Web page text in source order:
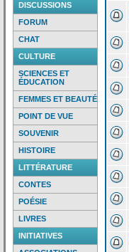
DISCUSSIONS
FORUM
CHAT
CULTURE
SCIENCES ET
ÉDUCATION
FEMMES ET BEAUTÉ
POINT DE VUE
SOUVENIR
HISTOIRE
LITTÉRATURE
CONTES
POÉSIE
LIVRES
INITIATIVES